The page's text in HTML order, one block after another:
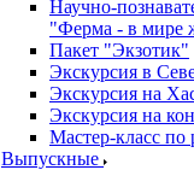
Научно-
"Ферма - в мире
Пакет "Экзотик"
Экскурсия в
Экскурсия на
Экскурсия на
Мастер-класс
Выпускные